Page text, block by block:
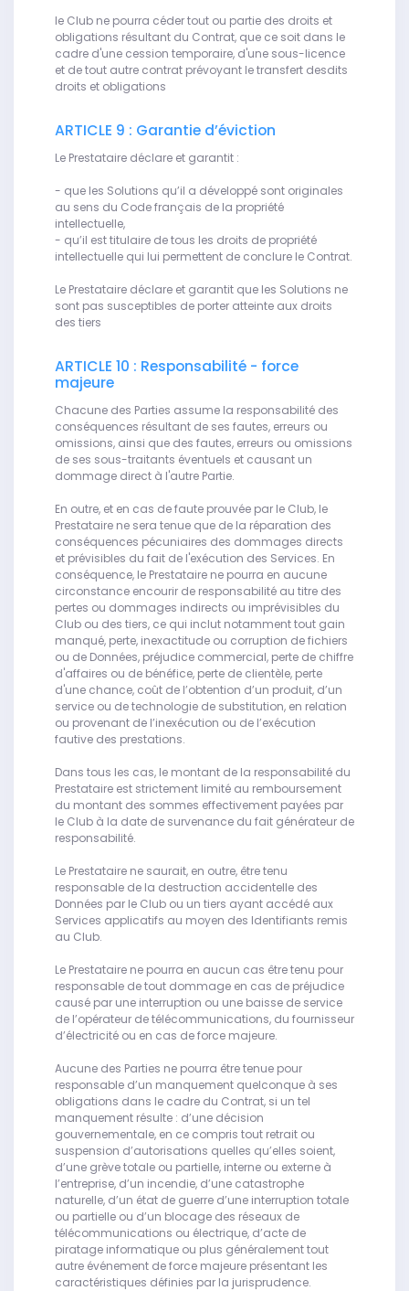
le Club ne pourra céder tout ou partie des droits et
obligations résultant du Contrat, que ce soit dans le
cadre d'une cession temporaire, d'une sous-licence
et de tout autre contrat prévoyant le transfert desdits
droits et obligations
ARTICLE 9 : Garantie d’éviction
Le Prestataire déclare et garantit :
- que les Solutions qu’il a développé sont originales
au sens du Code français de la propriété
intellectuelle,
- qu’il est titulaire de tous les droits de propriété
intellectuelle qui lui permettent de conclure le Contrat.
Le Prestataire déclare et garantit que les Solutions ne
sont pas susceptibles de porter atteinte aux droits
des tiers
ARTICLE 10 : Responsabilité - force
majeure
Chacune des Parties assume la responsabilité des
conséquences résultant de ses fautes, erreurs ou
omissions, ainsi que des fautes, erreurs ou omissions
de ses sous-traitants éventuels et causant un
dommage direct à l'autre Partie.
En outre, et en cas de faute prouvée par le Club, le
Prestataire ne sera tenue que de la réparation des
conséquences pécuniaires des dommages directs
et prévisibles du fait de l'exécution des Services. En
conséquence, le Prestataire ne pourra en aucune
circonstance encourir de responsabilité au titre des
pertes ou dommages indirects ou imprévisibles du
Club ou des tiers, ce qui inclut notamment tout gain
manqué, perte, inexactitude ou corruption de fichiers
ou de Données, préjudice commercial, perte de chiffre
d'affaires ou de bénéfice, perte de clientèle, perte
d'une chance, coût de l’obtention d’un produit, d’un
service ou de technologie de substitution, en relation
ou provenant de l’inexécution ou de l’exécution
fautive des prestations.
Dans tous les cas, le montant de la responsabilité du
Prestataire est strictement limité au remboursement
du montant des sommes effectivement payées par
le Club à la date de survenance du fait générateur de
responsabilité.
Le Prestataire ne saurait, en outre, être tenu
responsable de la destruction accidentelle des
Données par le Club ou un tiers ayant accédé aux
Services applicatifs au moyen des Identifiants remis
au Club.
Le Prestataire ne pourra en aucun cas être tenu pour
responsable de tout dommage en cas de préjudice
causé par une interruption ou une baisse de service
de l’opérateur de télécommunications, du fournisseur
d’électricité ou en cas de force majeure.
Aucune des Parties ne pourra être tenue pour
responsable d’un manquement quelconque à ses
obligations dans le cadre du Contrat, si un tel
manquement résulte : d’une décision
gouvernementale, en ce compris tout retrait ou
suspension d’autorisations quelles qu’elles soient,
d’une grève totale ou partielle, interne ou externe à
l’entreprise, d’un incendie, d’une catastrophe
naturelle, d’un état de guerre d’une interruption totale
ou partielle ou d’un blocage des réseaux de
télécommunications ou électrique, d’acte de
piratage informatique ou plus généralement tout
autre événement de force majeure présentant les
caractéristiques définies par la jurisprudence.